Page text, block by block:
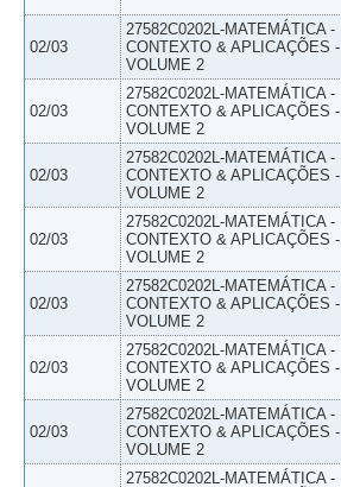
02/03
27582C0202L-MATEMÁTICA -
CONTEXTO & APLICAÇÕES -
VOLUME 2
02/03
27582C0202L-MATEMÁTICA -
CONTEXTO & APLICAÇÕES -
VOLUME 2
02/03
27582C0202L-MATEMÁTICA -
CONTEXTO & APLICAÇÕES -
VOLUME 2
02/03
27582C0202L-MATEMÁTICA -
CONTEXTO & APLICAÇÕES -
VOLUME 2
02/03
27582C0202L-MATEMÁTICA -
CONTEXTO & APLICAÇÕES -
VOLUME 2
02/03
27582C0202L-MATEMÁTICA -
CONTEXTO & APLICAÇÕES -
VOLUME 2
02/03
27582C0202L-MATEMÁTICA -
CONTEXTO & APLICAÇÕES -
VOLUME 2
27582C0202L-MATEMÁTICA -